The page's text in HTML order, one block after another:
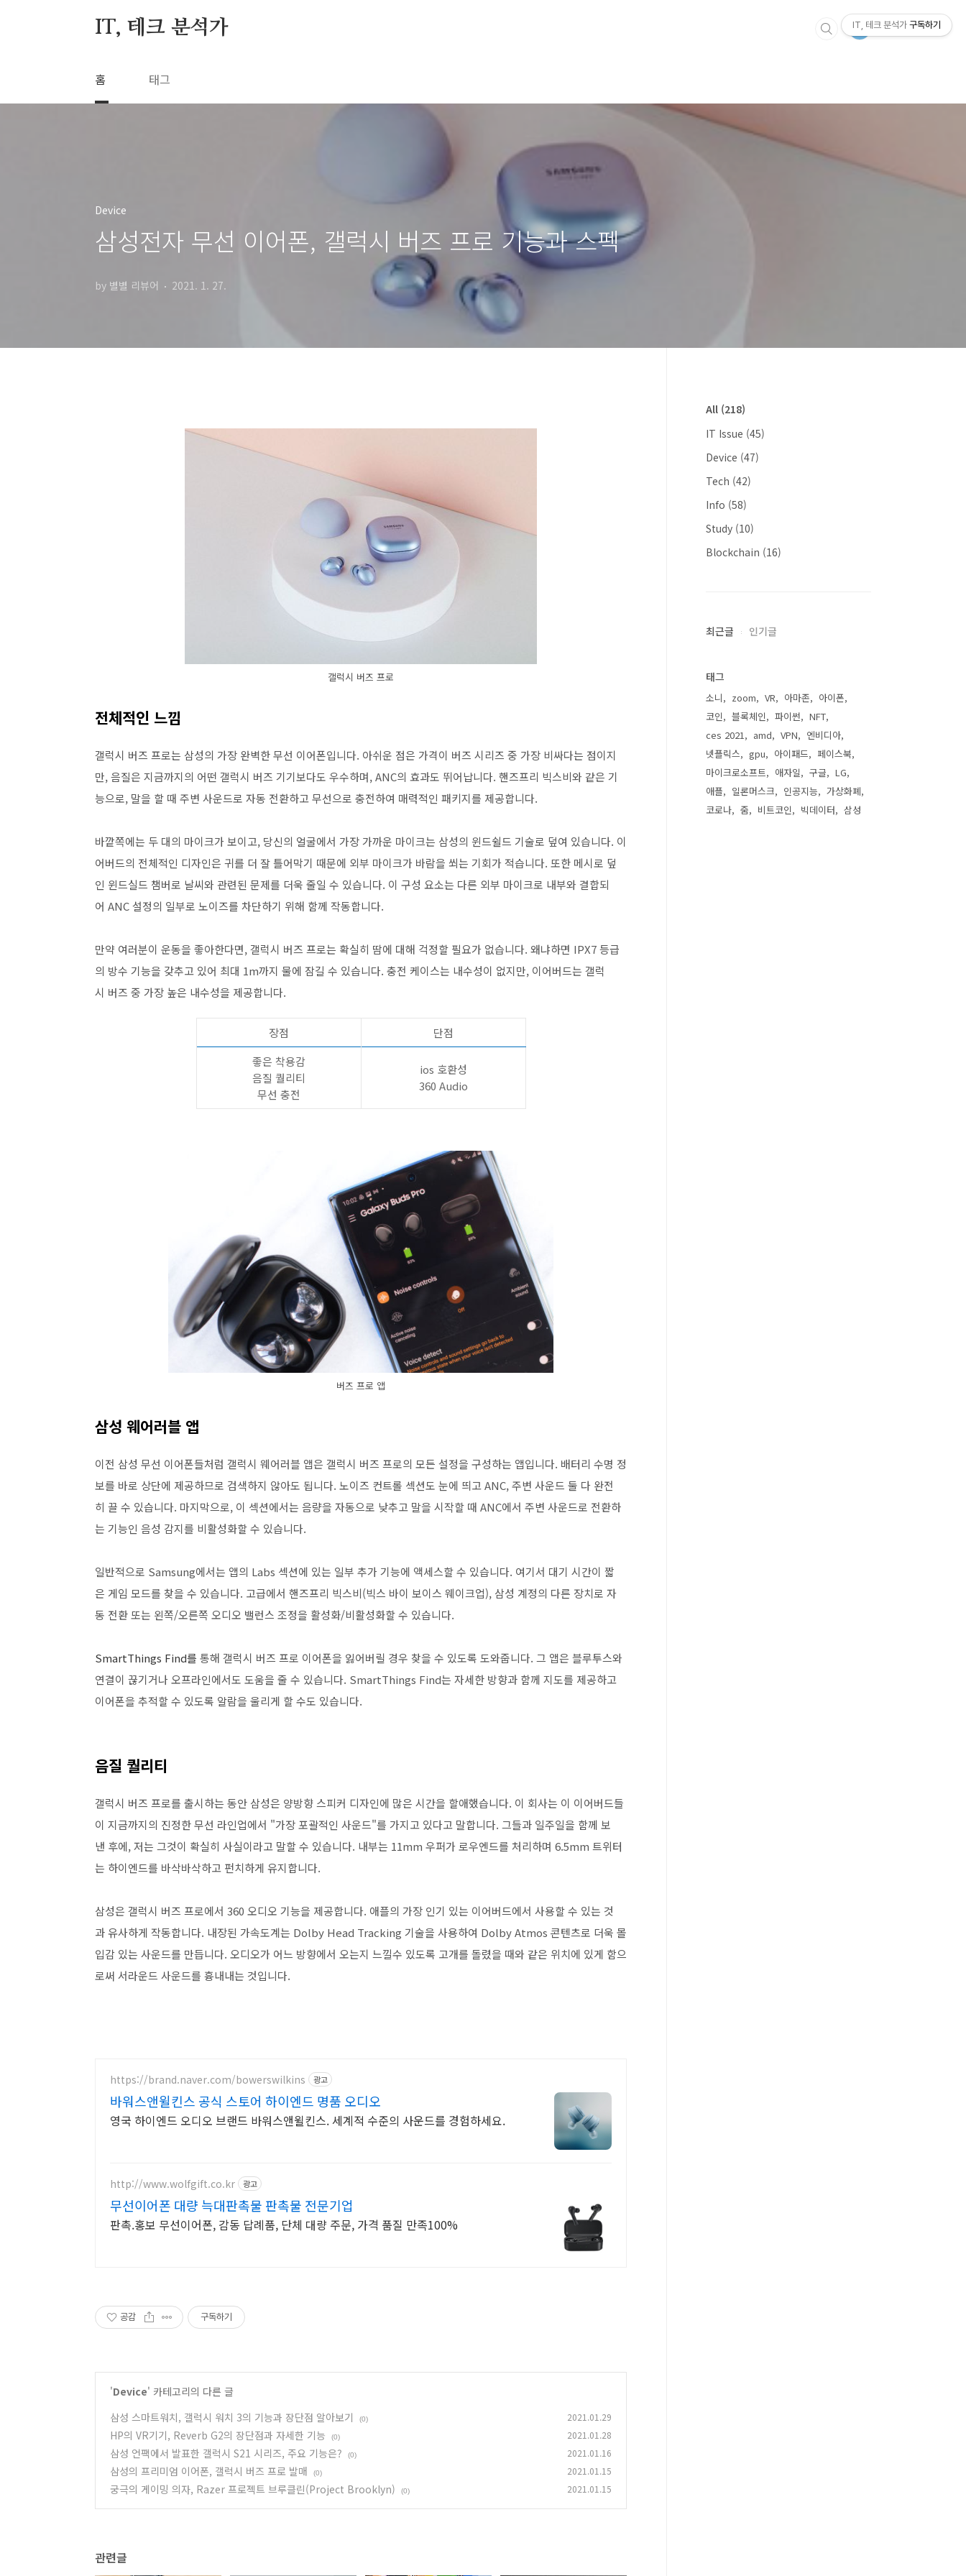
IT, 테크 분석가
홈 태그
Device
삼성전자 무선 이어폰, 갤럭시 버즈 프로 기능과 스펙
by 별별 리뷰어 2021. 1. 27.
갤럭시 버즈 프로
전체적인 느낌
갤럭시 버즈 프로는 삼성의 가장 완벽한 무선 이어폰입니다. 아쉬운 점은 가격이 버즈 시리즈 중 가장 비싸다는 점이지
만, 음질은 지금까지의 어떤 갤럭시 버즈 기기보다도 우수하며, ANC의 효과도 뛰어납니다. 핸즈프리 빅스비와 같은 기
능으로, 말을 할 때 주변 사운드로 자동 전환하고 무선으로 충전하여 매력적인 패키지를 제공합니다.
바깥쪽에는 두 대의 마이크가 보이고, 당신의 얼굴에서 가장 가까운 마이크는 삼성의 윈드쉴드 기술로 덮여 있습니다. 이
어버드의 전체적인 디자인은 귀를 더 잘 틀어막기 때문에 외부 마이크가 바람을 쐬는 기회가 적습니다. 또한 메시로 덮
인 윈드실드 챔버로 날씨와 관련된 문제를 더욱 줄일 수 있습니다. 이 구성 요소는 다른 외부 마이크로 내부와 결합되
어 ANC 설정의 일부로 노이즈를 차단하기 위해 함께 작동합니다.
만약 여러분이 운동을 좋아한다면, 갤럭시 버즈 프로는 확실히 땀에 대해 걱정할 필요가 없습니다. 왜냐하면 IPX7 등급
의 방수 기능을 갖추고 있어 최대 1m까지 물에 잠길 수 있습니다. 충전 케이스는 내수성이 없지만, 이어버드는 갤럭
시 버즈 중 가장 높은 내수성을 제공합니다.
장점
단점
좋은 착용감
음질 퀄리티
무선 충전
ios 호환성
360 Audio
버즈 프로 앱
삼성 웨어러블 앱
이전 삼성 무선 이어폰들처럼 갤럭시 웨어러블 앱은 갤럭시 버즈 프로의 모든 설정을 구성하는 앱입니다. 배터리 수명 정
보를 바로 상단에 제공하므로 검색하지 않아도 됩니다. 노이즈 컨트롤 섹션도 눈에 띄고 ANC, 주변 사운드 둘 다 완전
히 끌 수 있습니다. 마지막으로, 이 섹션에서는 음량을 자동으로 낮추고 말을 시작할 때 ANC에서 주변 사운드로 전환하
는 기능인 음성 감지를 비활성화할 수 있습니다.
일반적으로 Samsung에서는 앱의 Labs 섹션에 있는 일부 추가 기능에 액세스할 수 있습니다. 여기서 대기 시간이 짧
은 게임 모드를 찾을 수 있습니다. 고급에서 핸즈프리 빅스비(빅스 바이 보이스 웨이크업), 삼성 계정의 다른 장치로 자
동 전환 또는 왼쪽/오른쪽 오디오 밸런스 조정을 활성화/비활성화할 수 있습니다.
SmartThings Find를 통해 갤럭시 버즈 프로 이어폰을 잃어버릴 경우 찾을 수 있도록 도와줍니다. 그 앱은 블루투스와
연결이 끊기거나 오프라인에서도 도움을 줄 수 있습니다. SmartThings Find는 자세한 방향과 함께 지도를 제공하고
이어폰을 추적할 수 있도록 알람을 울리게 할 수도 있습니다.
음질 퀄리티
갤럭시 버즈 프로를 출시하는 동안 삼성은 양방향 스피커 디자인에 많은 시간을 할애했습니다. 이 회사는 이 이어버드들
이 지금까지의 진정한 무선 라인업에서 "가장 포괄적인 사운드"를 가지고 있다고 말합니다. 그들과 일주일을 함께 보
낸 후에, 저는 그것이 확실히 사실이라고 말할 수 있습니다. 내부는 11mm 우퍼가 로우엔드를 처리하며 6.5mm 트위터
는 하이엔드를 바삭바삭하고 펀치하게 유지합니다.
삼성은 갤럭시 버즈 프로에서 360 오디오 기능을 제공합니다. 애플의 가장 인기 있는 이어버드에서 사용할 수 있는 것
과 유사하게 작동합니다. 내장된 가속도계는 Dolby Head Tracking 기술을 사용하여 Dolby Atmos 콘텐츠로 더욱 몰
입감 있는 사운드를 만듭니다. 오디오가 어느 방향에서 오는지 느낄수 있도록 고개를 돌렸을 때와 같은 위치에 있게 함으
로써 서라운드 사운드를 흉내내는 것입니다.
https://brand.naver.com/bowerswilkins 광고
바워스앤윌킨스 공식 스토어 하이엔드 명품 오디오
영국 하이엔드 오디오 브랜드 바워스앤윌킨스. 세계적 수준의 사운드를 경험하세요.
http://www.wolfgift.co.kr 광고
무선이어폰 대량 늑대판촉물 판촉물 전문기업
판촉.홍보 무선이어폰, 감동 답례품, 단체 대량 주문, 가격 품질 만족100%
공감 구독하기
'Device' 카테고리의 다른 글
삼성 스마트워치, 갤럭시 워치 3의 기능과 장단점 알아보기
(0) 2021.01.29
HP의 VR기기, Reverb G2의 장단점과 자세한 기능 (0) 2021.01.28
삼성 언팩에서 발표한 갤럭시 S21 시리즈, 주요 기능은? (0) 2021.01.16
삼성의 프리미엄 이어폰, 갤럭시 버즈 프로 발매 (0) 2021.01.15
궁극의 게이밍 의자, Razer 프로젝트 브루클린(Project Brooklyn) (0) 2021.01.15
관련글
All (218)
IT Issue (45)
Device (47)
Tech (42)
Info (58)
Study (10)
Blockchain (16)
최근글 인기글
태그
소니 zoom VR 아마존
아이폰
코인
블록체인 파이썬
NFT
ces 2021
amd VPN
엔비디아
넷플릭스
gpu 아이패드
페이스북
마이크로소프트
애자일 구글
LG
애플
일론머스크 인공지능
가상화폐
코로나
줌 비트코인 빅데이터 삼성
IT, 테크 분석가 구독하기